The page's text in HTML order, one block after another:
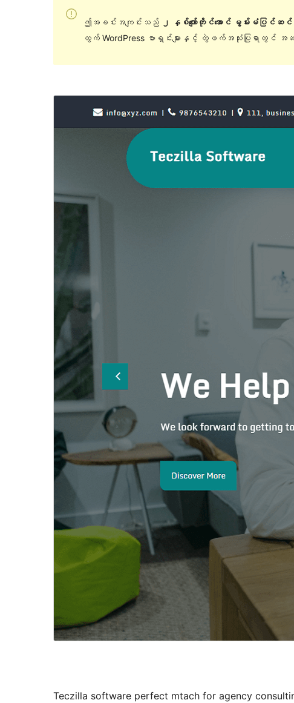
ဤအခင်းအကျင်းသည် ၂ နှစ်ကျော်တိုင်အောင် မွမ်းမံပြင်ဆင်ထာ
ထွက် WordPress ဗားရှင်းများနှင့် တွဲဖက်အသုံးပြုရာတွင် အ
Teczilla software perfect mtach for agency